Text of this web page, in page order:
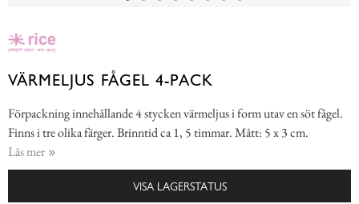
VÄRMELJUS FÅGEL 4-PACK
Förpackning innehållande 4 stycken värmeljus i form utav en söt fågel.
Finns i tre olika färger. Brinntid ca 1, 5 timmar. Mått: 5 x 3 cm.
Läs mer
VISA LAGERSTATUS